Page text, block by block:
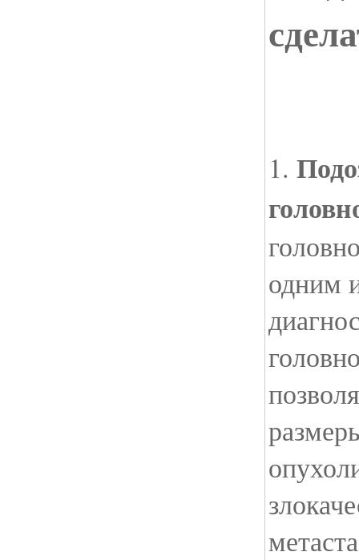
1.
одним